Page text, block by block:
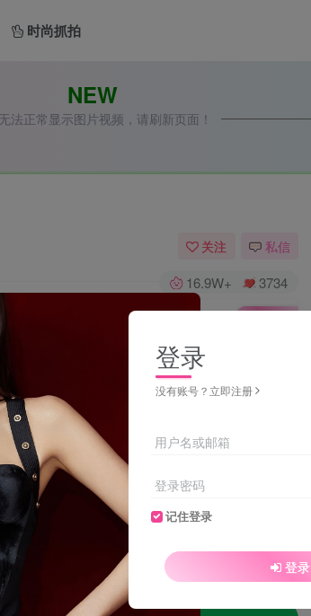
时尚抓拍
NEW
法正常显示图片视频，请刷新页面！
关注 私信
16.9W+ 3734
内衣设计作品花絮高清版
登录后查看
登录查看
BANDIZIP／7zip 安卓：ZArchiver 苹果：解压大师
已售 6213
登录
没有账号？立即注册
用户名或邮箱
登录密码
记住登录
登录